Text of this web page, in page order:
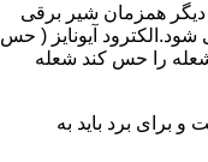
همزمان شیر برقی
آیونایز ( حس
شعله را حس کند شعله
برای برد باید به